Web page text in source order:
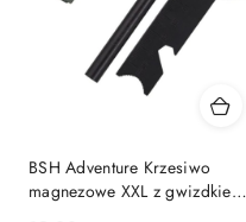
BSH Adventure Krzesiwo
magnezowe XXL z gwizdkiem